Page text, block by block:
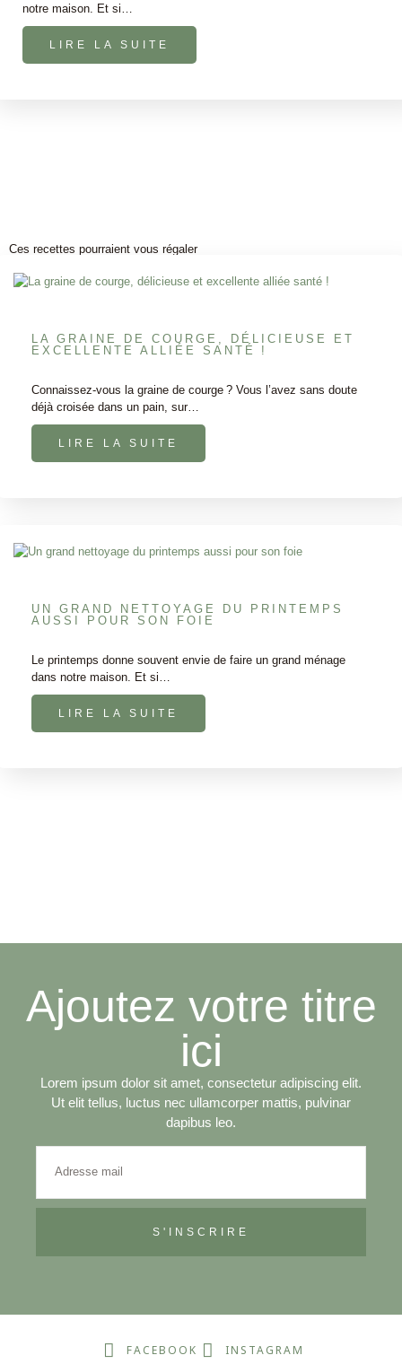
notre maison. Et si…
LIRE LA SUITE
Ces recettes pourraient vous régaler
LA GRAINE DE COURGE, DÉLICIEUSE ET
EXCELLENTE ALLIÉE SANTÉ !
Connaissez-vous la graine de courge ? Vous l’avez sans doute
déjà croisée dans un pain, sur…
LIRE LA SUITE
UN GRAND NETTOYAGE DU PRINTEMPS
AUSSI POUR SON FOIE
Le printemps donne souvent envie de faire un grand ménage
dans notre maison. Et si…
LIRE LA SUITE
Ajoutez votre titre
ici
Lorem ipsum dolor sit amet, consectetur adipiscing elit.
Ut elit tellus, luctus nec ullamcorper mattis, pulvinar
dapibus leo.
S'INSCRIRE
FACEBOOK INSTAGRAM